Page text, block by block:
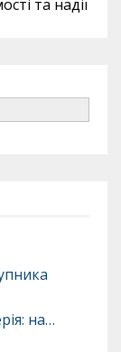
та надії
на…